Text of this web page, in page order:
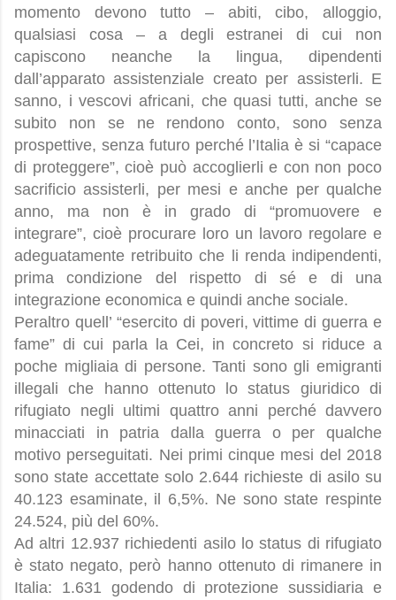
momento devono tutto – abiti, cibo, alloggio,
qualsiasi cosa – a degli estranei di cui non
capiscono neanche la lingua, dipendenti
dall’apparato assistenziale creato per assisterli. E
sanno, i vescovi africani, che quasi tutti, anche se
subito non se ne rendono conto, sono senza
prospettive, senza futuro perché l’Italia è si “capace
di proteggere”, cioè può accoglierli e con non poco
sacrificio assisterli, per mesi e anche per qualche
anno, ma non è in grado di “promuovere e
integrare”, cioè procurare loro un lavoro regolare e
adeguatamente retribuito che li renda indipendenti,
prima condizione del rispetto di sé e di una
integrazione economica e quindi anche sociale.
Peraltro quell’ “esercito di poveri, vittime di guerra e
fame” di cui parla la Cei, in concreto si riduce a
poche migliaia di persone. Tanti sono gli emigranti
illegali che hanno ottenuto lo status giuridico di
rifugiato negli ultimi quattro anni perché davvero
minacciati in patria dalla guerra o per qualche
motivo perseguitati. Nei primi cinque mesi del 2018
sono state accettate solo 2.644 richieste di asilo su
40.123 esaminate, il 6,5%. Ne sono state respinte
24.524, più del 60%.
Ad altri 12.937 richiedenti asilo lo status di rifugiato
è stato negato, però hanno ottenuto di rimanere in
Italia: 1.631 godendo di protezione sussidiaria e